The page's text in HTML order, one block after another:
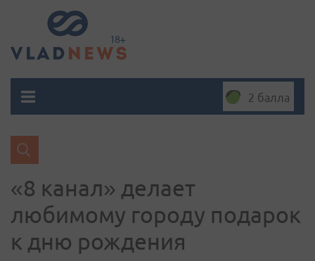
2 балла
«8 канал» делает
любимому городу подарок
к дню рождения